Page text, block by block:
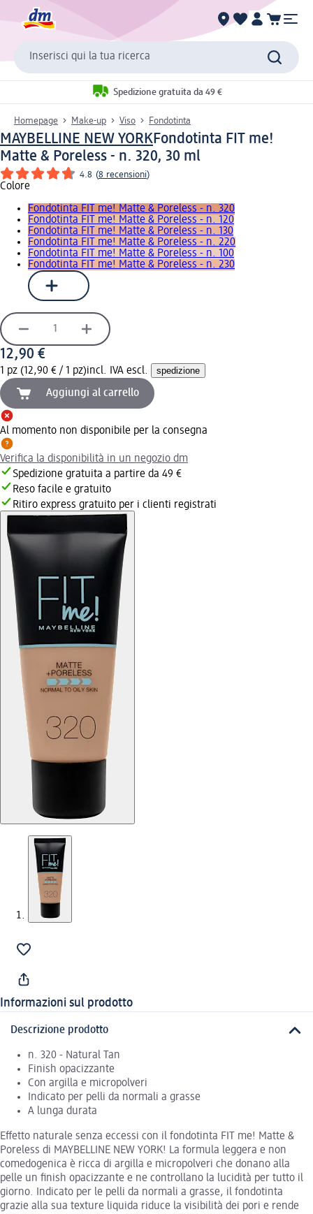
Inserisci qui la tua ricerca
Spedizione gratuita da 49 €
Homepage Make-up Viso Fondotinta
MAYBELLINE NEW YORKFondotinta FIT me!
Matte & Poreless - n. 320, 30 ml
4.8 (8 recensioni)
Colore
Fondotinta FIT me! Matte & Poreless - n. 320
Fondotinta FIT me! Matte & Poreless - n. 120
Fondotinta FIT me! Matte & Poreless - n. 130
Fondotinta FIT me! Matte & Poreless - n. 220
Fondotinta FIT me! Matte & Poreless - n. 100
Fondotinta FIT me! Matte & Poreless - n. 230
12,90 €
1 pz (12,90 € / 1 pz)incl. IVA escl. spedizione
Aggiungi al carrello
Al momento non disponibile per la consegna
Verifica la disponibilità in un negozio dm
Spedizione gratuita a partire da 49 €
Reso facile e gratuito
Ritiro express gratuito per i clienti registrati
Informazioni sul prodotto
Descrizione prodotto
n. 320 - Natural Tan
Finish opacizzante
Con argilla e micropolveri
Indicato per pelli da normali a grasse
A lunga durata
Effetto naturale senza eccessi con il fondotinta FIT me! Matte &
Poreless di MAYBELLINE NEW YORK! La formula leggera e non
comedogenica è ricca di argilla e micropolveri che donano alla
pelle un finish opacizzante e ne controllano la lucidità per tutto il
giorno. Indicato per le pelli da normali a grasse, il fondotinta
grazie alla sua texture liquida riduce la visibilità dei pori e rende